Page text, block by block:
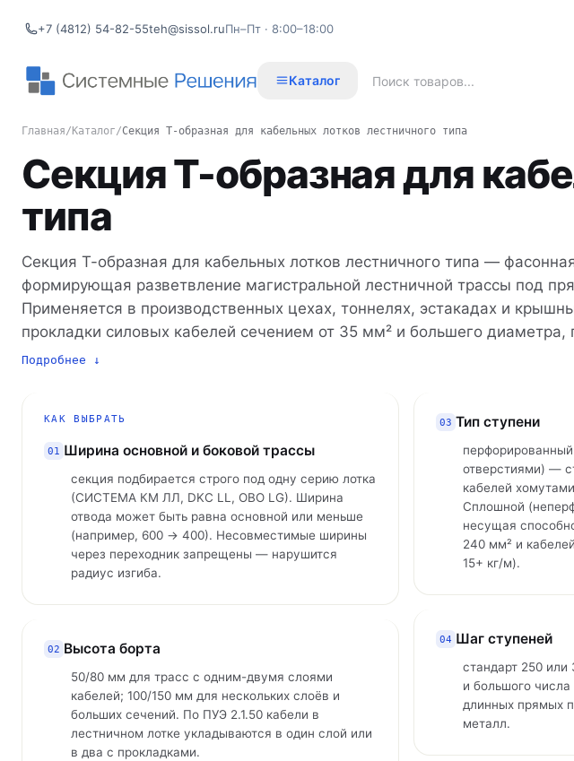
+7 (4812) 54-82-55teh@sissol.ruПн–Пт · 8:00–18:00
Каталог
Главная/ Каталог/Секция Т-образная для кабельных лотков лестничного типа
Секция Т-образная для
типа
Секция Т-образная для кабельных лотков лестничного типа —
формирующая разветвление магистральной лестничной трассы под
Применяется в производственных цехах, тоннелях, эстакадах и
прокладки силовых кабелей сечением от 35 мм² и большего диаметра,
жёсткость конструкции и проветривание (благодаря открытым
основной трассы и отвода (100, 150, 300, 400, 500, 700, 800 мм),
100, 150 мм), тип ступени (перфорированный профиль для крепления
или сплошной для усиленной нагрузки) и исполнение по соединителю
или со встроенным интегрированным). Все секции выполняются из
покрытием — горячим цинкованием по ГОСТ 9.307 (50–100 мкм для
или нержавейкой AISI 304/316 (для химически агрессивных сред).
лестничного лотка существенно выше короба той же ширины, поэтому
применяются в энергоёмких трассах с большой массой кабелей (свыше
Подробнее ↓
КАК ВЫБРАТЬ
01 Ширина основной и боковой трассы
секция подбирается строго под одну серию лотка
(СИСТЕМА КМ ЛЛ, DKC LL, OBO LG). Ширина
отвода может быть равна основной или меньше
(например, 600 → 400). Несовместимые ширины
через переходник запрещены — нарушится
радиус изгиба.
02 Высота борта
50/80 мм для трасс с одним-двумя слоями
кабелей; 100/150 мм для нескольких слоёв и
больших сечений. По ПУЭ 2.1.50 кабели в
лестничном лотке укладываются в один слой или
в два с прокладками.
03 Тип ступени
отверстиями) —
кабелей
Сплошной
несущая
240 мм² и
15+ кг/м).
04 Шаг ступеней
стандарт 250
и большого
длинных прямых
металл.